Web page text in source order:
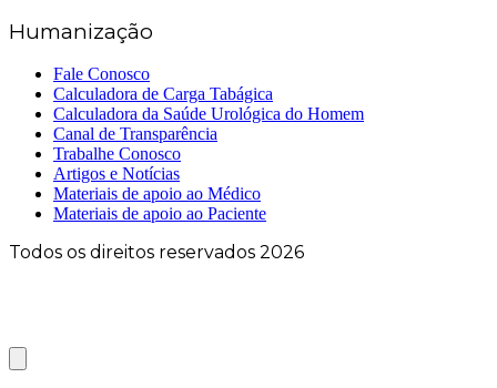
Humanização
Fale Conosco
Calculadora de Carga Tabágica
Calculadora da Saúde Urológica do Homem
Canal de Transparência
Trabalhe Conosco
Artigos e Notícias
Materiais de apoio ao Médico
Materiais de apoio ao Paciente
Todos os direitos reservados 2026